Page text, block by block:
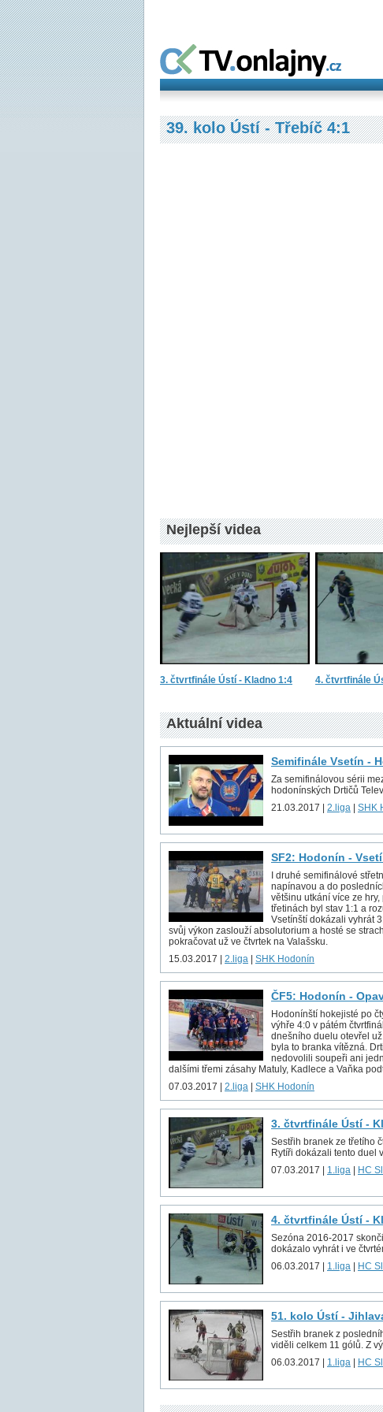
39. kolo Ústí - Třebíč 4:1
Nejlepší videa
3. čtvrtfinále Ústí - Kladno 1:4 4. čtvrtfinále
Aktuální videa
Semifinále Vsetín -
Za semifinálovou sérii
hodonínských Drtičů
21.03.2017 | 2.liga SHK
SF2: Hodonín -
I druhé semifinálové
napínavou a do
většinu utkání více ze
třetinách byl stav 1:1 a
Vsetínští dokázali vyhrát
svůj výkon zaslouží absolutorium a hosté se
pokračovat už ve čtvrtek na Valašsku.
15.03.2017 | 2.liga SHK Hodonín
ČF5: Hodonín -
Hodonínští hokejisté po
výhře 4:0 v pátém
dnešního duelu otevřel
byla to branka vítězná.
nedovolili soupeři ani
dalšími třemi zásahy Matuly, Kadlece a Vaňka
07.03.2017 | 2.liga SHK Hodonín
3. čtvrtfinále Ústí -
Sestřih branek ze třetího
Rytíři dokázali tento duel
07.03.2017 | 1.liga HC
4. čtvrtfinále Ústí -
Sezóna 2016-2017
dokázalo vyhrát i ve
06.03.2017 | 1.liga HC
51. kolo Ústí -
Sestřih branek z
viděli celkem 11 gólů. Z
06.03.2017 | 1.liga HC